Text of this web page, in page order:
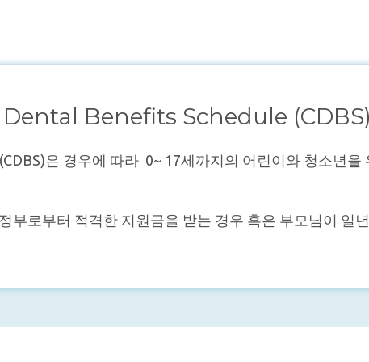
Benefits Schedule (CDBS)
은 경우에 따라 0~ 17세까지의 어린이와 청소년
부로부터 적격한 지원금을 받는 경우 혹은 부모님이 일